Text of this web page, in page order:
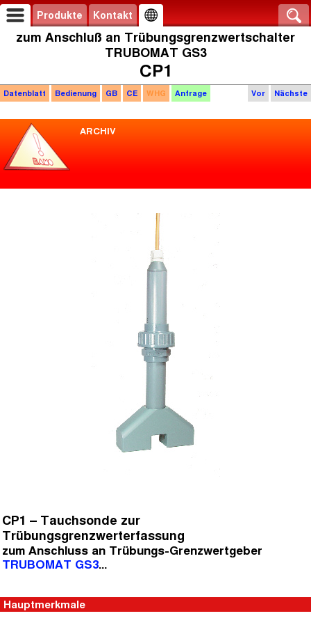
Produkte Kontakt
zum Anschluß an Trübungsgrenzwertschalter
TRUBOMAT GS3
CP1
Vor Nächste
Datenblatt Bedienung GB CE WHG Anfrage
ARCHIV
CP1 – Tauchsonde zur
Trübungsgrenzwerterfassung
zum Anschluss an Trübungs-Grenzwertgeber
TRUBOMAT GS3...
Hauptmerkmale